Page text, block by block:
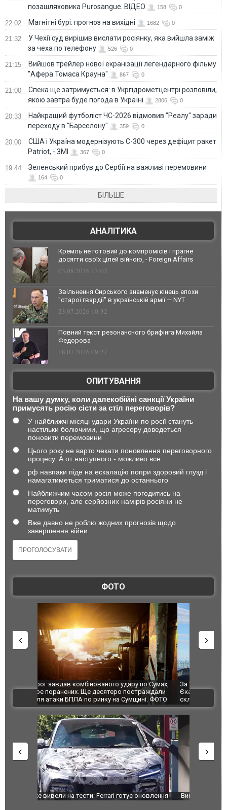
позашляховика Purosangue. ВІДЕО
158 0
22:02 Магнітні бурі: прогноз на вихідні 1682 0
21:32
У Чехії суд вирішив вислати росіянку, яка вийшла заміж
за чеха по телефону
526 0
21:15
Вийшов трейлер нової екранізації легендарного фільму
"Афера Томаса Крауна"
867 0
21:00
Спека ще затримується: в Укргідрометцентрі розповіли,
якою завтра буде погода в Україні
2806 0
20:33
Найкращий футболіст ЧС-2026 відмовив "Реалу" заради
переходу в "Барселону"
359 0
20:00
США і Україна модернізують С-300 через дефіцит ракет
Patriot, - ЗМІ
367 0
19:44 Зеленський прибув до Сербії на важливі перемовини
164 0
БІЛЬШЕ
АНАЛІТИКА
Кремль не готовий до компромісів і прагне
досягти своїх цілей війною, - Foreign Affairs
03.08.2026 13:02
Звільнення Сирського знаменує кінець епохи
"старої гвардії" в українській армії — NYT
23.07.2026 10:32
Повний текст резонансного брифінга Михайла
Федорова
18.07.2026 09:27
ОПИТУВАННЯ
На вашу думку, коли далекобійні санкції України
примусять росію сісти за стіл переговорів?
У найближчі місяці удари України по росії стануть
настільки болючими, що агресору доведеться
поновити перемовини
Цього року не варто чекати поновлення переговорного
процесу. А от наступного - можливо все
рф навпаки піде на ескалацію попри здоровий глузд і
намагатиметься триматися до останнього
Найближчим часом росія може погодитись на
переговори, але серйозних намірів росіяни не
матимуть
Вже давно не роблю жодних прогнозів щодо
завершення війни
ФОТО
За 2000 кілометрів від кордону з Україною: в
Єкатеринбурзі після атаки дронів загорівся
склад Wildberries. ФОТО. ВІДЕО
"Мої
ВІДЕО
Вийшов трейлер нової екранізації легендарного